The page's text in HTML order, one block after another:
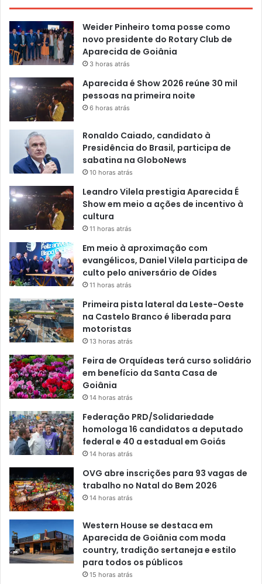
Weider Pinheiro toma posse como
novo presidente do Rotary Club de
Aparecida de Goiânia
3 horas atrás
Aparecida é Show 2026 reúne 30 mil
pessoas na primeira noite
6 horas atrás
Ronaldo Caiado, candidato à
Presidência do Brasil, participa de
sabatina na GloboNews
10 horas atrás
Leandro Vilela prestigia Aparecida É
Show em meio a ações de incentivo à
cultura
11 horas atrás
Em meio à aproximação com
evangélicos, Daniel Vilela participa de
culto pelo aniversário de Oídes
11 horas atrás
Primeira pista lateral da Leste-Oeste
na Castelo Branco é liberada para
motoristas
13 horas atrás
Feira de Orquídeas terá curso solidário
em benefício da Santa Casa de
Goiânia
14 horas atrás
Federação PRD/Solidariedade
homologa 16 candidatos a deputado
federal e 40 a estadual em Goiás
14 horas atrás
OVG abre inscrições para 93 vagas de
trabalho no Natal do Bem 2026
14 horas atrás
Western House se destaca em
Aparecida de Goiânia com moda
country, tradição sertaneja e estilo
para todos os públicos
15 horas atrás